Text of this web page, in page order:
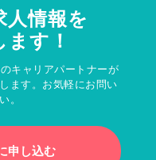
人情報を
す！
キャリアパートナーが
ます。お気軽にお問い
。
申し込む